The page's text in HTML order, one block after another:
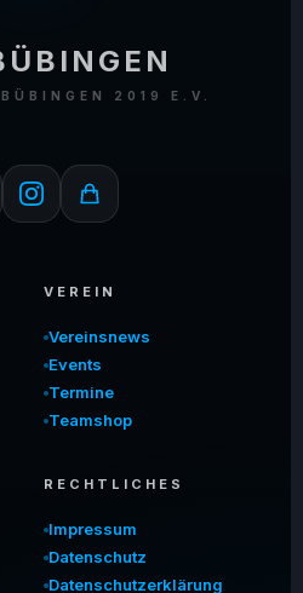
2019 E.V.
VEREIN
Vereinsnews
Events
Termine
Teamshop
RECHTLICHES
Impressum
Datenschutz
Datenschutzerklärung